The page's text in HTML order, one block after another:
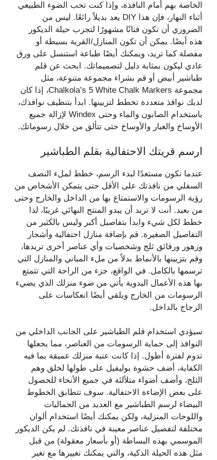
الخاصة بهم أمام النافذة، وإذا كنت تحب الضوء الطبيعي
أثناء النهار، فإن هذا DIY يعد بديلاً رائعًا. ليس من
الضروري أن تكون فنانًا مشهورًا لتجرب حيلة الديكور
هذه أيضًا. يمكن أن تكون المنازل/القرية بسيطة أو
مفصلة كما تريد، ويمكنك أيضًا طباعة استنسل على ورق
عادي ليكون بمثابة دليل لتصميماتك. ابحث عن قلم
طباشير أبيض أو قم بشراء مجموعة متنوعة، مثل
مجموعة Chalkola’s 5 White Chalk Markers، إذا كان
لديك نوافذ متعددة تخطط لتزيينها. ابدأ بتنظيف نوافذك،
باستخدام الصابون والماء وحتى Windex لإزالة جميع
الأوساخ والغبار والأوساخ حتى تتألق من خلال رسوماتك.
ارسم قريتك الاحتفالية بقلم الطباشير
عندما تكون مستعدًا لبدء الرسم، خطط لملء النصف
السفلي من نافذتك على الأقل حتى يتمكن الأشخاص من
رؤية الرسومات والاستمتاع بها من الداخل والخارج وحتى
من بعيد. أنت لا تريد أن يبدو المنتج النهائي غريبًا، لذا
خطط لكل شيء وابدأ بتفاصيل أكبر وليس بالكثير من
التفاصيل الصغيرة. قم بإضافة منازل احتفالية وأشجار
وزهور ورقائق ثلج وشخصيات وأي عناصر أخرى تريدها،
وقم بتزيينها بالأنماط بدلاً من ملء المباني والمنازل التي
ترسمها بالكامل. في الواقع، جزء من الراحة التي تتمتع
بها هذه الأعمال اليدوية يأتي من ضوء منزلك الذي يضيء
الرسومات من الخارج ويلقي أيضًا انعكاسات على
الزجاج بالداخل.
سيؤدي استخدام قلم الطباشير على الجانب الداخلي من
النوافذ إلى حماية الرسومات من العناصر، مما يجعلها
تدوم لفترة أطول. إذا كانت عتبة منزلك عميقة بما فيه
الكفاية، أضف حشوة بوليفيل على طولها لخلق وهم
الثلج، وأضف أضواء متلألئة في جميع الأنحاء للحصول
على بعض الإضاءة الاحتفالية. سوف تتطابق الخطوط
البيضاء لرسم الطباشير مع العديد من الجماليات
واللوحات المنزلية، ولكن يمكنك أيضًا استخدام ألوان
مختلفة لتفصيل عناصر معينة في نافذتك. لم يكن الديكور
الموسمي بهذه البساطة (أو بأسعار معقولة) من قبل
مثل هذه الحيلة الذكية، والتي يمكنك تغييرها مع تغير